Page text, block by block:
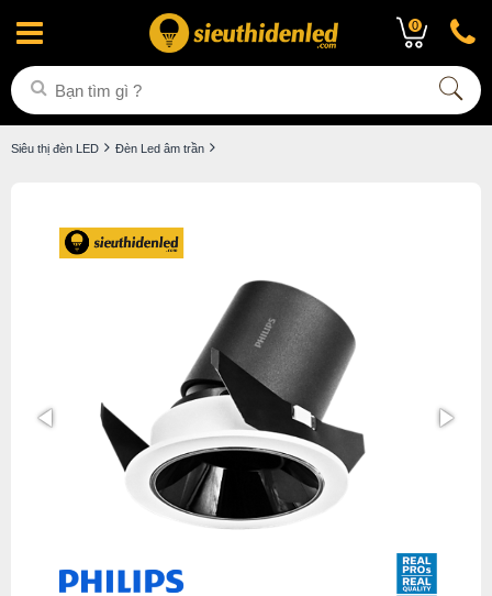
0
Siêu thị đèn LED Đèn Led âm trần